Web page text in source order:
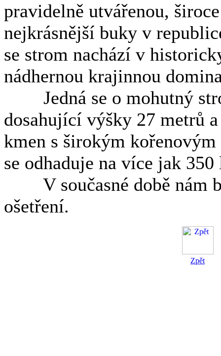
pravidelně utvářenou,
nejkrásnější buky v
se strom nachází v
nádhernou krajinnou
Jedná se o mohutný
dosahující výšky 27 metrů
kmen s širokým
se odhaduje na více jak 350
V současné době nám
ošetření.
Zpět